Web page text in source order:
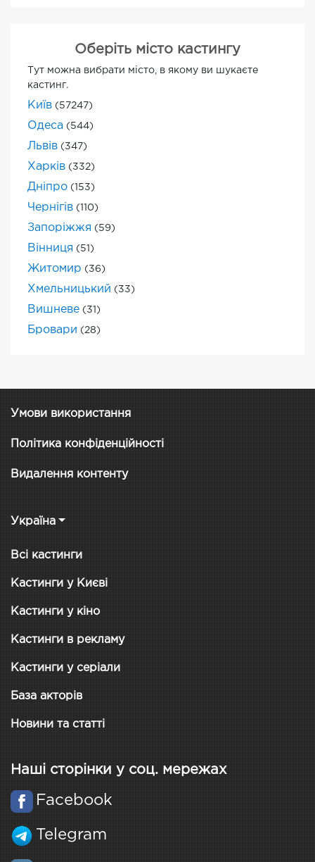
Оберіть місто кастингу
Тут можна вибрати місто, в якому ви шукаєте
кастинг.
Київ (57247)
Одеса (544)
Львів (347)
Харків (332)
Дніпро (153)
Чернігів (110)
Запоріжжя (59)
Вінниця (51)
Житомир (36)
Хмельницький (33)
Вишневе (31)
Бровари (28)
Умови використання
Політика конфіденційності
Видалення контенту
Україна
Всі кастинги
Кастинги у Києві
Кастинги у кіно
Кастинги в рекламу
Кастинги у серіали
База акторів
Новини та статті
Наші сторінки у соц. мережах
Facebook
Telegram